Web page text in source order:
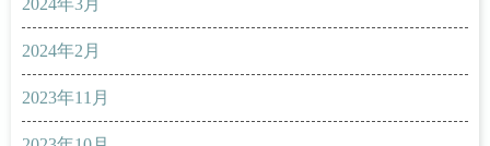
2024年2月
2023年11月